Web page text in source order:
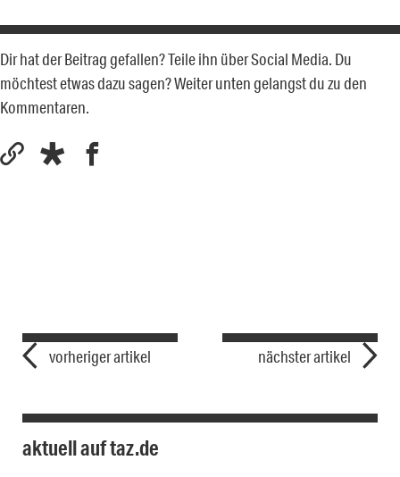
Dir hat der Beitrag gefallen? Teile ihn über Social Media. Du
möchtest etwas dazu sagen? Weiter unten gelangst du zu den
Kommentaren.
vorheriger artikel nächster artikel
aktuell auf taz.de